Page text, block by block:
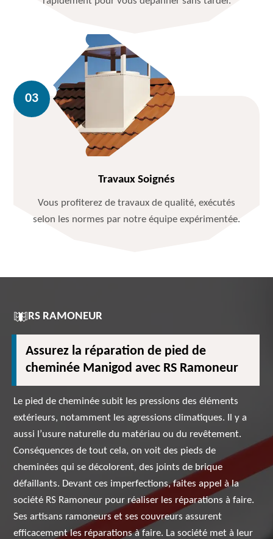
Travaux Soignés
Vous profiterez de travaux de qualité, exécutés
selon les normes par notre équipe expérimentée.
RS RAMONEUR
Assurez la réparation de pied de
cheminée Manigod avec RS Ramoneur
Le pied de cheminée subit les pressions des éléments
extérieurs, notamment les agressions climatiques. Il y a
aussi l’usure naturelle du matériau ou du revêtement.
Conséquences de tout cela, on voit des pieds de
cheminées qui se décolorent, des joints de brique
défaillants. Devant ces imperfections, faites appel à la
société RS Ramoneur pour réaliser les réparations à faire.
Ses artisans ramoneurs et ses couvreurs assurent
efficacement les réparations à faire. La société met à leur